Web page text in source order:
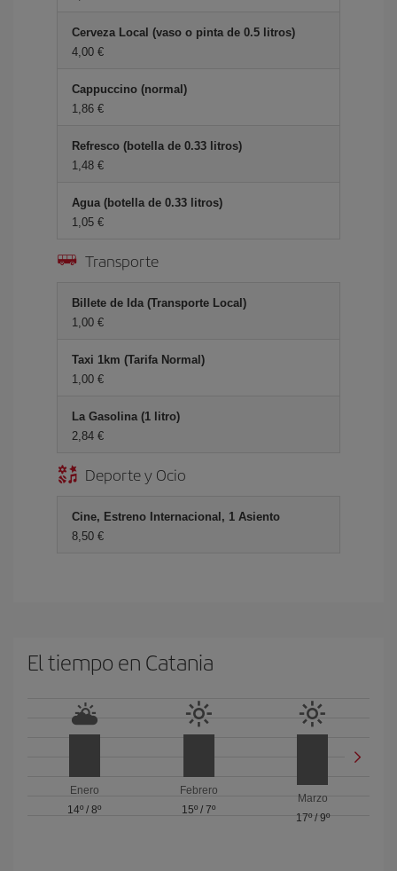
Cerveza Local (vaso o pinta de 0.5 litros)
4,00 €
Cappuccino (normal)
1,86 €
Refresco (botella de 0.33 litros)
1,48 €
Agua (botella de 0.33 litros)
1,05 €
Transporte
Billete de Ida (Transporte Local)
1,00 €
Taxi 1km (Tarifa Normal)
1,00 €
La Gasolina (1 litro)
2,84 €
Deporte y Ocio
Cine, Estreno Internacional, 1 Asiento
8,50 €
El tiempo en Catania
Enero
14º /8º
Febrero
15º / 7º
Marzo
17º/ 9º